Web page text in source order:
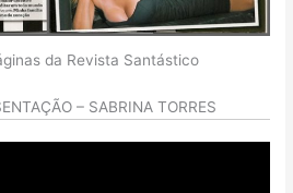
da Revista Santástico
– SABRINA TORRES